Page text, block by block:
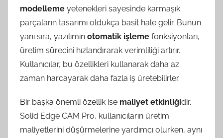
modelleme yetenekleri sayesinde karmaşık
parçaların tasarımı oldukça basit hale gelir. Bunun
yanı sıra, yazılımın otomatik işleme fonksiyonları,
üretim sürecini hızlandırarak verimliliği artırır.
Kullanıcılar, bu özellikleri kullanarak daha az
zaman harcayarak daha fazla iş üretebilirler.
Bir başka önemli özellik ise maliyet etkinliğidir.
Solid Edge CAM Pro, kullanıcıların üretim
maliyetlerini düşürmelerine yardımcı olurken, aynı